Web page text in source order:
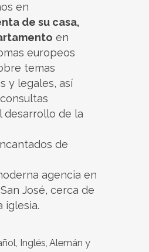
en
de su casa,
en
europeos
temas
y legales, así
desarrollo de la
de
agencia en
José, cerca de
iglesia.
Inglés, Alemán y